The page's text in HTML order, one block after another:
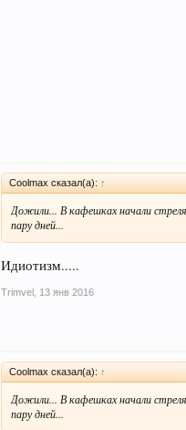
Coolmax сказал(а): ↑
Дожили... В кафешках начали
пару дней...
Идиотизм.....
Trimvel 13 янв 2016
Coolmax сказал(а): ↑
Дожили... В кафешках начали
пару дней...